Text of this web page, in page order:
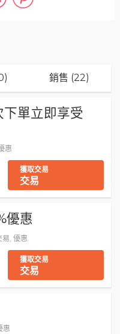
銷售 (22)
單立即享受
惠
獲取交易
交易
優惠
易, 優惠
獲取交易
交易
惠